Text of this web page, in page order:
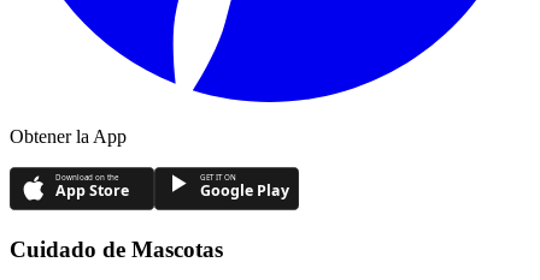
Obtener la App
Download on the
App Store
GET IT ON
Google Play
Cuidado de Mascotas